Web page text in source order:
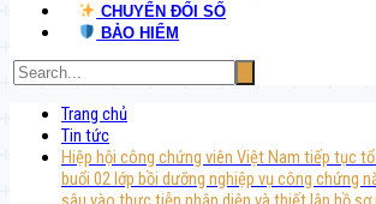
CHUYỂN ĐỔI SỐ
BẢO HIỂM
Trang chủ
Tin tức
Hiệp hội công chứng viên Việt Nam tiếp tục
buổi 02 lớp bồi dưỡng nghiệp vụ công chứng